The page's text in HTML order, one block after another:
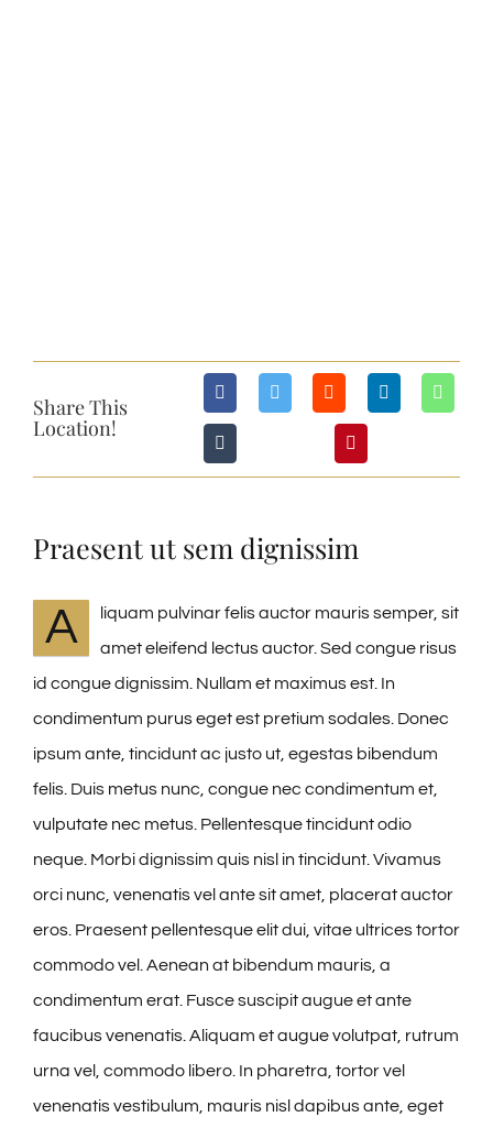
Share This
Location!
Praesent ut sem dignissim
A
liquam pulvinar felis auctor mauris semper, sit
amet eleifend lectus auctor. Sed congue risus
id congue dignissim. Nullam et maximus est. In
condimentum purus eget est pretium sodales. Donec
ipsum ante, tincidunt ac justo ut, egestas bibendum
felis. Duis metus nunc, congue nec condimentum et,
vulputate nec metus. Pellentesque tincidunt odio
neque. Morbi dignissim quis nisl in tincidunt. Vivamus
orci nunc, venenatis vel ante sit amet, placerat auctor
eros. Praesent pellentesque elit dui, vitae ultrices tortor
commodo vel. Aenean at bibendum mauris, a
condimentum erat. Fusce suscipit augue et ante
faucibus venenatis. Aliquam et augue volutpat, rutrum
urna vel, commodo libero. In pharetra, tortor vel
venenatis vestibulum, mauris nisl dapibus ante, eget